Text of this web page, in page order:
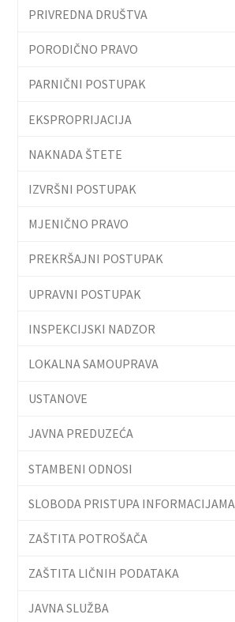
PRIVREDNA DRUŠTVA
PORODIČNO PRAVO
PARNIČNI POSTUPAK
EKSPROPRIJACIJA
NAKNADA ŠTETE
IZVRŠNI POSTUPAK
MJENIČNO PRAVO
PREKRŠAJNI POSTUPAK
UPRAVNI POSTUPAK
INSPEKCIJSKI NADZOR
LOKALNA SAMOUPRAVA
USTANOVE
JAVNA PREDUZEĆA
STAMBENI ODNOSI
SLOBODA PRISTUPA INFORMACIJAMA
ZAŠTITA POTROŠAČA
ZAŠTITA LIČNIH PODATAKA
JAVNA SLUŽBA